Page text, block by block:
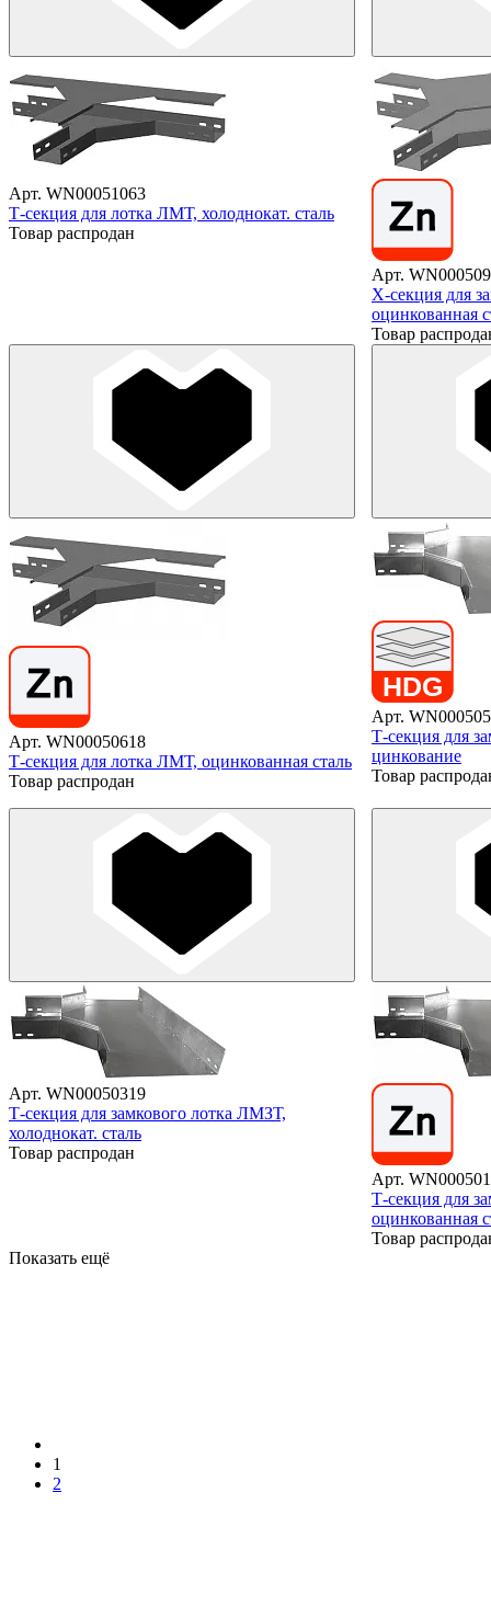
Арт. WN00051063
Т-секция для лотка ЛМТ, холоднокат. сталь
Товар распродан
Арт.
X-секция для
оцинкованная
Товар
Арт. WN00050618
Т-секция для лотка ЛМТ, оцинкованная сталь
Товар распродан
Арт.
Т-секция для
цинкование
Товар
Арт. WN00050319
Т-секция для замкового лотка ЛМЗТ,
холоднокат. сталь
Товар распродан
Арт.
Т-секция для
оцинкованная
Товар
Показать ещё
1
2